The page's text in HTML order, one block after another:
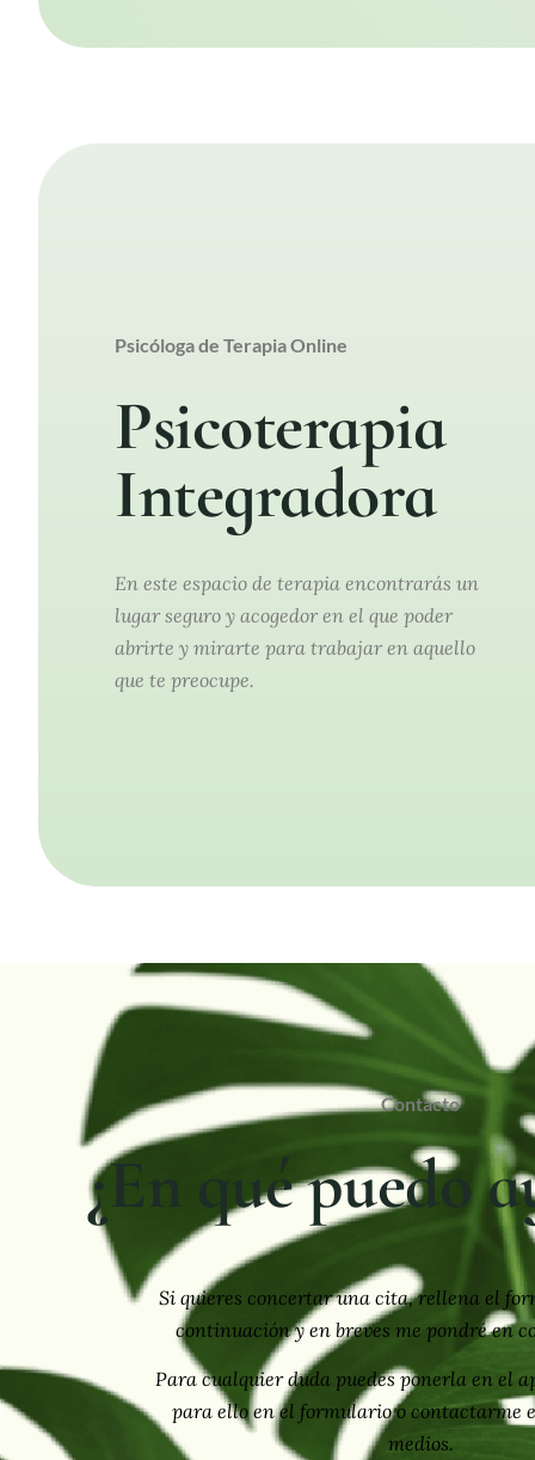
Psicóloga de Terapia Online
Psicoterapia
Integradora
En este espacio de terapia encontrarás un
lugar seguro y acogedor en el que poder
abrirte y mirarte para trabajar en aquello
que te preocupe.
Contacto
¿En qué puedo
Si quieres concertar una cita, rellena el
continuación y en breves me pondré en
Para cualquier duda puedes ponerla en el
para ello en el formulario o contactarme
medios.